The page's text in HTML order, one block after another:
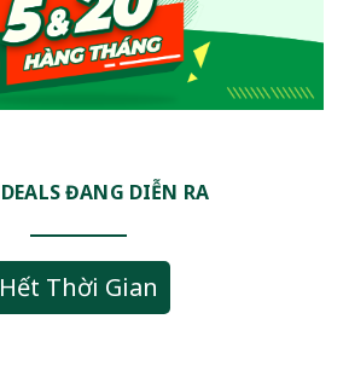
DEALS ĐANG DIỄN RA
Hết Thời Gian